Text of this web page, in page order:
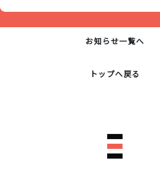
お知らせ一覧へ
トップへ戻る